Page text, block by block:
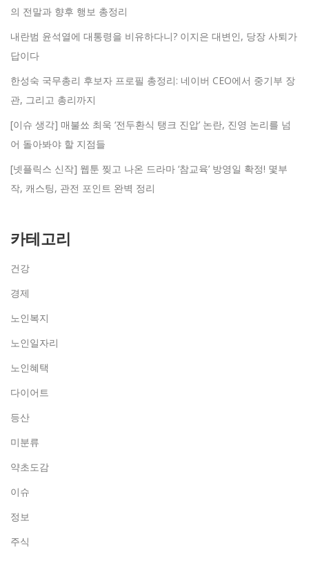
의 전말과 향후 행보 총정리
내란범 윤석열에 대통령을 비유하다니? 이지은 대변인, 당장 사퇴가
답이다
한성숙 국무총리 후보자 프로필 총정리: 네이버 CEO에서 중기부 장
관, 그리고 총리까지
[이슈 생각] 매불쑈 최욱 ‘전두환식 탱크 진압’ 논란, 진영 논리를 넘
어 돌아봐야 할 지점들
[넷플릭스 신작] 웹툰 찢고 나온 드라마 ‘참교육’ 방영일 확정! 몇부
작, 캐스팅, 관전 포인트 완벽 정리
카테고리
건강
경제
노인복지
노인일자리
노인혜택
다이어트
등산
미분류
약초도감
이슈
정보
주식